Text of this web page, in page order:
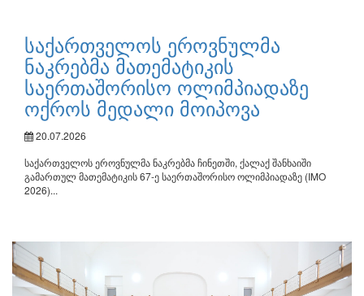
საქართველოს ეროვნულმა
ნაკრებმა მათემატიკის
საერთაშორისო ოლიმპიადაზე
ოქროს მედალი მოიპოვა
20.07.2026
საქართველოს ეროვნულმა ნაკრებმა ჩინეთში, ქალაქ შანხაიში
გამართულ მათემატიკის 67-ე საერთაშორისო ოლიმპიადაზე (IMO
2026)...